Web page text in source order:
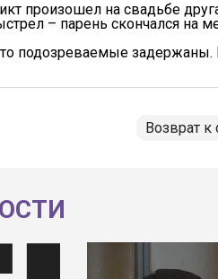
произошел на свадьбе
– парень скончался на
подозреваемые
Возврат к